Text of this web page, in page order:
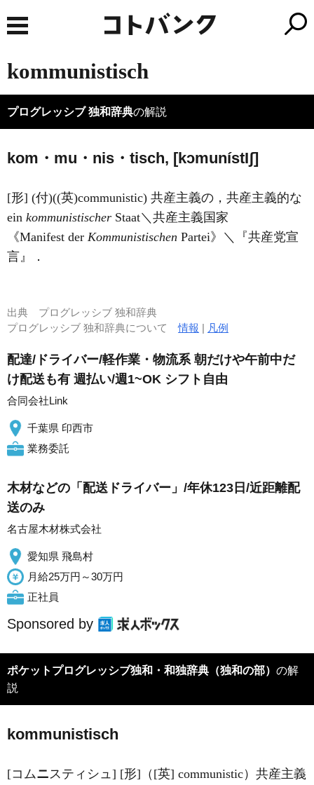
kommunistisch
プログレッシブ 独和辞典の解説
kom・mu・nis・tisch, [kɔmunístIʃ]
[形] (付)((英)communistic) 共産主義の，共産主義的な
ein kommunistischer Staat＼共産主義国家
《Manifest der Kommunistischen Partei》＼『共産党宣
言』．
出典 プログレッシブ 独和辞典
プログレッシブ 独和辞典について情報 | 凡例
配達/ドライバー/軽作業・物流系 朝だけや午前中だ
け配送も有 週払い/週1~OK シフト自由
合同会社Link
千葉県 印西市
業務委託
木材などの「配送ドライバー」/年休123日/近距離配
送のみ
名古屋木材株式会社
愛知県 飛島村
月給25万円～30万円
正社員
Sponsored by
ポケットプログレッシブ独和・和独辞典（独和の部） の解
説
kommunistisch
[コムニ スティシュ] [形]（[英] communistic）共産主義